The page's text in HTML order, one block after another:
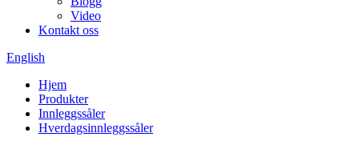
Video
Kontakt oss
English
Hjem
Produkter
Innleggssåler
Hverdagsinnleggssåler